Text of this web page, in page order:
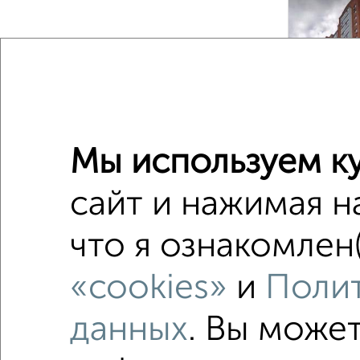
2-к
Поиск по
на
Мы используем
сайт и нажимая
что я
«cookies» и
данных. Вы